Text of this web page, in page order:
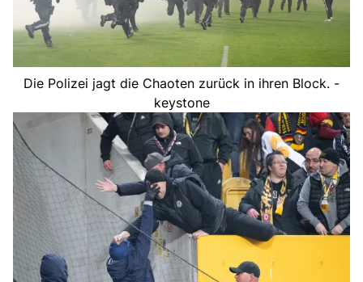
Die Polizei jagt die Chaoten zurück in ihren Block. -
keystone